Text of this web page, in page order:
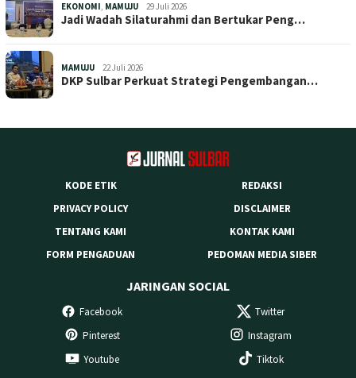
EKONOMI, MAMUJU 29 Juli 2026
Jadi Wadah Silaturahmi dan Bertukar Peng…
MAMUJU 22 Juli 2026
DKP Sulbar Perkuat Strategi Pengembangan…
KODE ETIK
REDAKSI
PRIVACY POLICY
DISCLAIMER
TENTANG KAMI
KONTAK KAMI
FORM PENGADUAN
PEDOMAN MEDIA SIBER
JARINGAN SOCIAL
Facebook
Twitter
Pinterest
Instagram
Youtube
Tiktok